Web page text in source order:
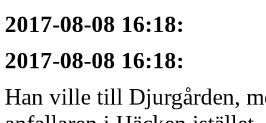
2017-08-08 16:18:
2017-08-08 16:18:
Han ville till Djurgården,